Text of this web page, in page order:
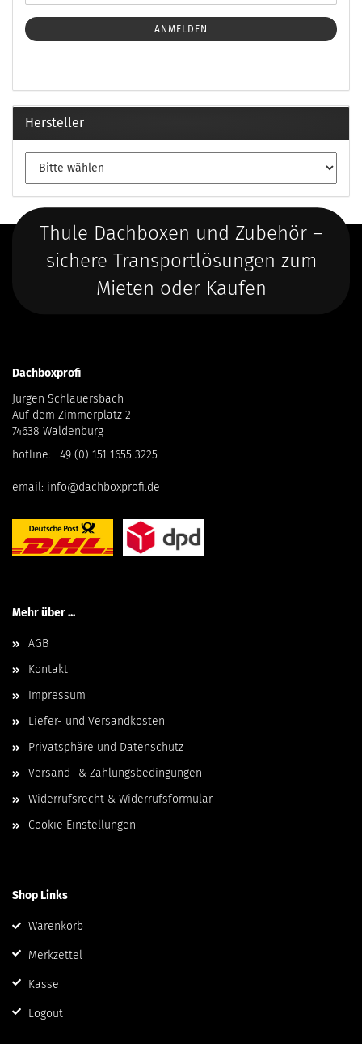
ANMELDEN
Hersteller
Thule Dachboxen und Zubehör –
sichere Transportlösungen zum
Mieten oder Kaufen
Dachboxprofi
Jürgen Schlauersbach
Auf dem Zimmerplatz 2
74638 Waldenburg
hotline: +49 (0) 151 1655 3225
email: info@dachboxprofi.de
Mehr über ...
AGB
Kontakt
Impressum
Liefer- und Versandkosten
Privatsphäre und Datenschutz
Versand- & Zahlungsbedingungen
Widerrufsrecht & Widerrufsformular
Cookie Einstellungen
Shop Links
Warenkorb
Merkzettel
Kasse
Logout